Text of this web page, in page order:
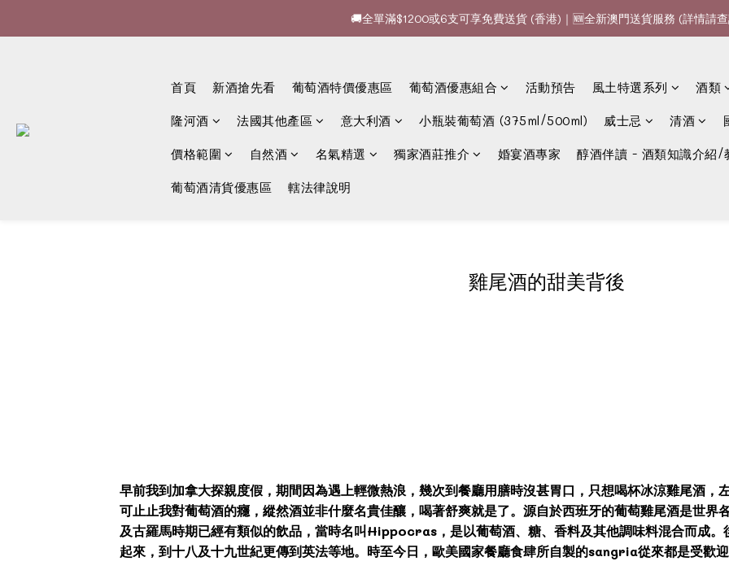
🚚全單滿$1200或6支可享免費送貨 (香港)｜🆕全新澳門送貨服務 (詳情請
🚚全單滿$1200或6支可享免費送貨 (香港)｜🆕全新澳門送貨服務 (詳情請
🚚全單滿$1200或6支可享免費送貨 (香港)｜🆕全新澳門送貨服務 (詳情請
首頁 新酒搶先看 葡萄酒特價優惠區 葡萄酒優惠組合 活動預告 風土特選系列 酒類
隆河酒 法國其他產區 意大利酒 小瓶裝葡萄酒 (375ml/500ml) 威士忌 清酒
價格範圍 自然酒 名氣精選 獨家酒莊推介 婚宴酒專家 醇酒伴讀 - 酒類知識介紹/
葡萄酒清貨優惠區 轄法律說明
雞尾酒的甜美背後
早前我到加拿大探親度假，期間因為遇上輕微熱浪，幾次到餐廳用膳時沒甚胃口，只想喝杯冰涼雞尾酒
可止止我對葡萄酒的癮，縱然酒並非什麼名貴佳釀，喝著舒爽就是了。源自於西班牙的葡萄雞尾酒是世界
及古羅馬時期已經有類似的飲品，當時名叫Hippocras，是以葡萄酒、糖、香料及其他調味料混合而成
起來，到十八及十九世紀更傳到英法等地。時至今日，歐美國家餐廳食肆所自製的sangria從來都是受歡